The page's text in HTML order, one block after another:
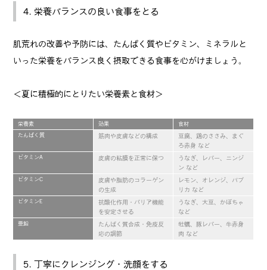
4. 栄養バランスの良い食事をとる
肌荒れの改善や予防には、たんぱく質やビタミン、ミネラルと
いった栄養をバランス良く摂取できる食事を心がけましょう。
＜夏に積極的にとりたい栄養素と食材＞
栄養素 効果
食材
たんぱく質
筋肉や皮膚などの構成
豆腐、鶏のささみ、まぐ
ろ赤身 など
ビタミンA 皮膚の粘膜を正常に保つ
うなぎ、レバー、ニンジ
ン など
ビタミンC
皮膚や脂肪のコラーゲン
の生成
レモン、オレンジ、パプ
リカ など
ビタミンE
抗酸化作用・バリア機能
を安定させる
うなぎ、大豆、かぼちゃ
など
亜鉛
たんぱく質合成・免疫反
応の調節
牡蠣、豚レバー、牛赤身
肉 など
5. 丁寧にクレンジング・洗顔をする